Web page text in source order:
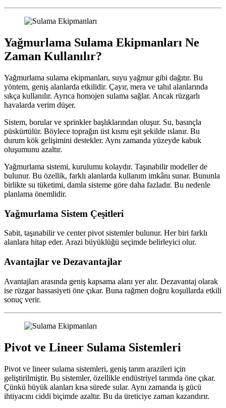
Yağmurlama Sulama Ekipmanları Ne
Zaman Kullanılır?
Yağmurlama sulama ekipmanları, suyu yağmur gibi dağıtır. Bu
yöntem, geniş alanlarda etkilidir. Çayır, mera ve tahıl alanlarında
sıkça kullanılır. Ayrıca homojen sulama sağlar. Ancak rüzgarlı
havalarda verim düşer.
Sistem, borular ve sprinkler başlıklarından oluşur. Su, basınçla
püskürtülür. Böylece toprağın üst kısmı eşit şekilde ıslanır. Bu
durum kök gelişimini destekler. Aynı zamanda yüzeyde kabuk
oluşumunu azaltır.
Yağmurlama sistemi, kurulumu kolaydır. Taşınabilir modeller de
bulunur. Bu özellik, farklı alanlarda kullanım imkânı sunar. Bununla
birlikte su tüketimi, damla sisteme göre daha fazladır. Bu nedenle
planlama önemlidir.
Yağmurlama Sistem Çeşitleri
Sabit, taşınabilir ve center pivot sistemler bulunur. Her biri farklı
alanlara hitap eder. Arazi büyüklüğü seçimde belirleyici olur.
Avantajlar ve Dezavantajlar
Avantajları arasında geniş kapsama alanı yer alır. Dezavantaj olarak
ise rüzgar hassasiyeti öne çıkar. Buna rağmen doğru koşullarda etkili
sonuç verir.
Pivot ve Lineer Sulama Sistemleri
Pivot ve lineer sulama sistemleri, geniş tarım arazileri için
geliştirilmiştir. Bu sistemler, özellikle endüstriyel tarımda öne çıkar.
Çünkü büyük alanları kısa sürede sular. Aynı zamanda iş gücü
ihtiyacını ciddi biçimde azaltır. Bu da üreticiye zaman kazandırır.